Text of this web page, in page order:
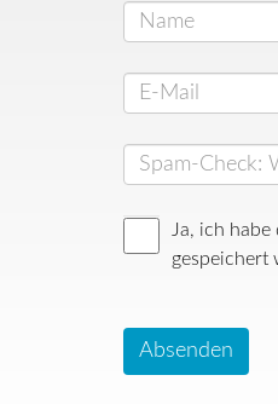
Ja, ich habe
gespeichert
Absenden